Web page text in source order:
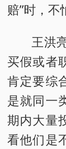
赔”时，不
王洪
买假或者
肯定要综
是就同一
期内大量
看他们是